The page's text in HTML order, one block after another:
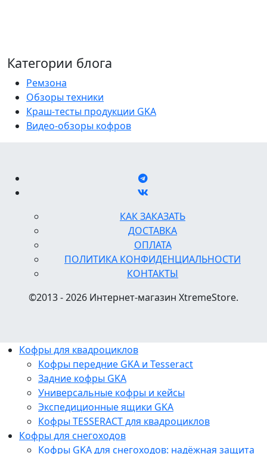
Категории блога
Ремзона
Обзоры техники
Краш-тесты продукции GKA
Видео-обзоры кофров
КАК ЗАКАЗАТЬ
ДОСТАВКА
ОПЛАТА
ПОЛИТИКА КОНФИДЕНЦИАЛЬНОСТИ
КОНТАКТЫ
©2013 - 2026 Интернет-магазин XtremeStore.
Кофры для квадроциклов
Кофры передние GKA и Tesseract
Задние кофры GKA
Универсальные кофры и кейсы
Экспедиционные ящики GKA
Кофры TESSERACT для квадроциклов
Кофры для снегоходов
Кофры GKA для снегоходов: надёжная защита